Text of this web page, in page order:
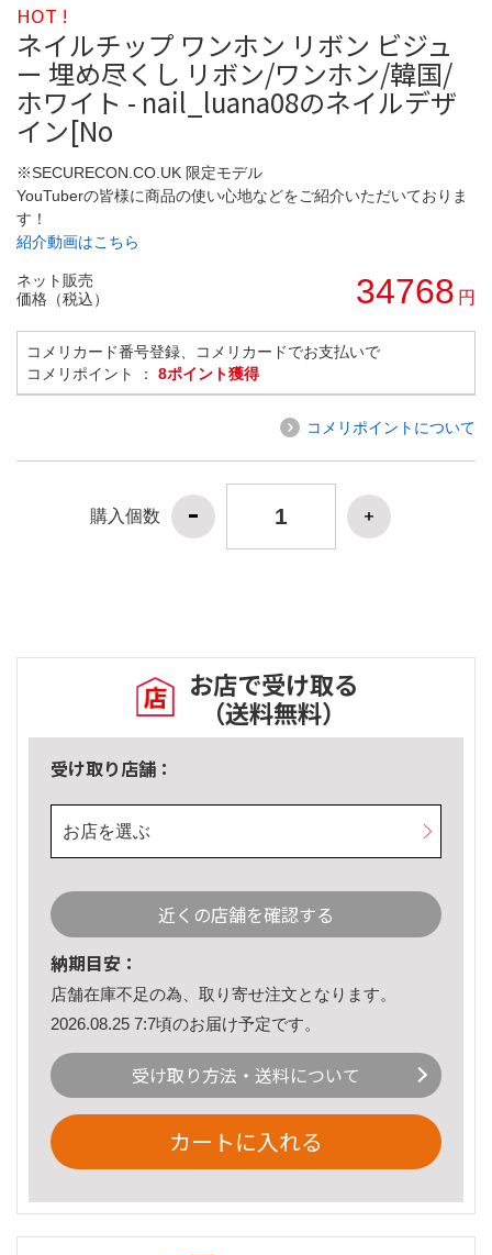
HOT !
ネイルチップ ワンホン リボン ビジュ
ー 埋め尽くし リボン/ワンホン/韓国/
ホワイト - nail_luana08のネイルデザ
イン[No
※SECURECON.CO.UK 限定モデル
YouTuberの皆様に商品の使い心地などをご紹介いただいておりま
す！
紹介動画はこちら
ネット販売
価格（税込）
34768 円
コメリカード番号登録、コメリカードでお支払いで
コメリポイント ： 8ポイント獲得
コメリポイントについて
購入個数
お店で受け取る
（送料無料）
受け取り店舗：
お店を選ぶ
近くの店舗を確認する
納期目安：
店舗在庫不足の為、取り寄せ注文となります。
2026.08.25 7:7頃のお届け予定です。
受け取り方法・送料について
カートに入れる